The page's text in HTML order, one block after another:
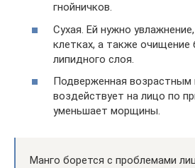
гнойничков.
Сухая. Ей нужно
клетках, а также очищение
липидного слоя.
Подверженная возрастным
воздействует на лицо по
уменьшает морщины.
Манго борется с проблемами